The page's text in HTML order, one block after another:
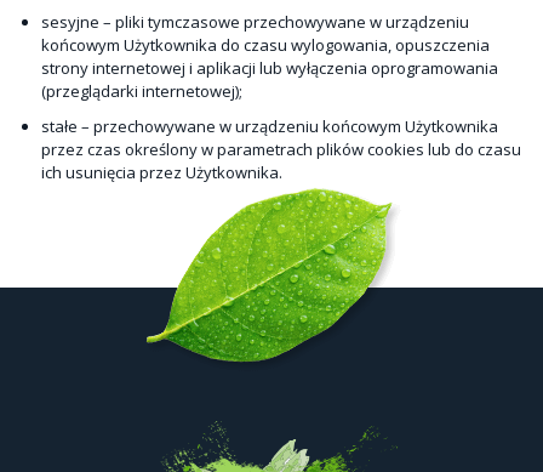
sesyjne – pliki tymczasowe przechowywane w urządzeniu
końcowym Użytkownika do czasu wylogowania, opuszczenia
strony internetowej i aplikacji lub wyłączenia oprogramowania
(przeglądarki internetowej);
stałe – przechowywane w urządzeniu końcowym Użytkownika
przez czas określony w parametrach plików cookies lub do czasu
ich usunięcia przez Użytkownika.